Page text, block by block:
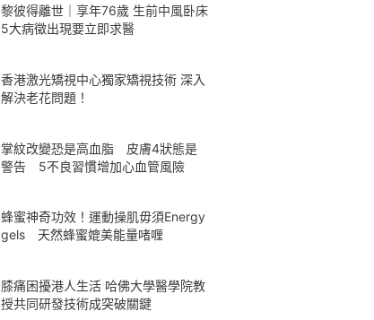
黎彼得離世｜享年76歲 生前中風卧床
5大病徵出現要立即求醫
香港激光矯視中心獨家矯視技術 深入
解決老花問題！
掌紋改變恐是高血脂 皮膚4狀態是
警告 5不良習慣增加心血管風險
蜂蜜神奇功效！運動操肌毋須Energy
gels 天然蜂蜜媲美能量啫喱
膝痛困擾港人生活 哈佛大學醫學院教
授共同研發技術成突破關鍵